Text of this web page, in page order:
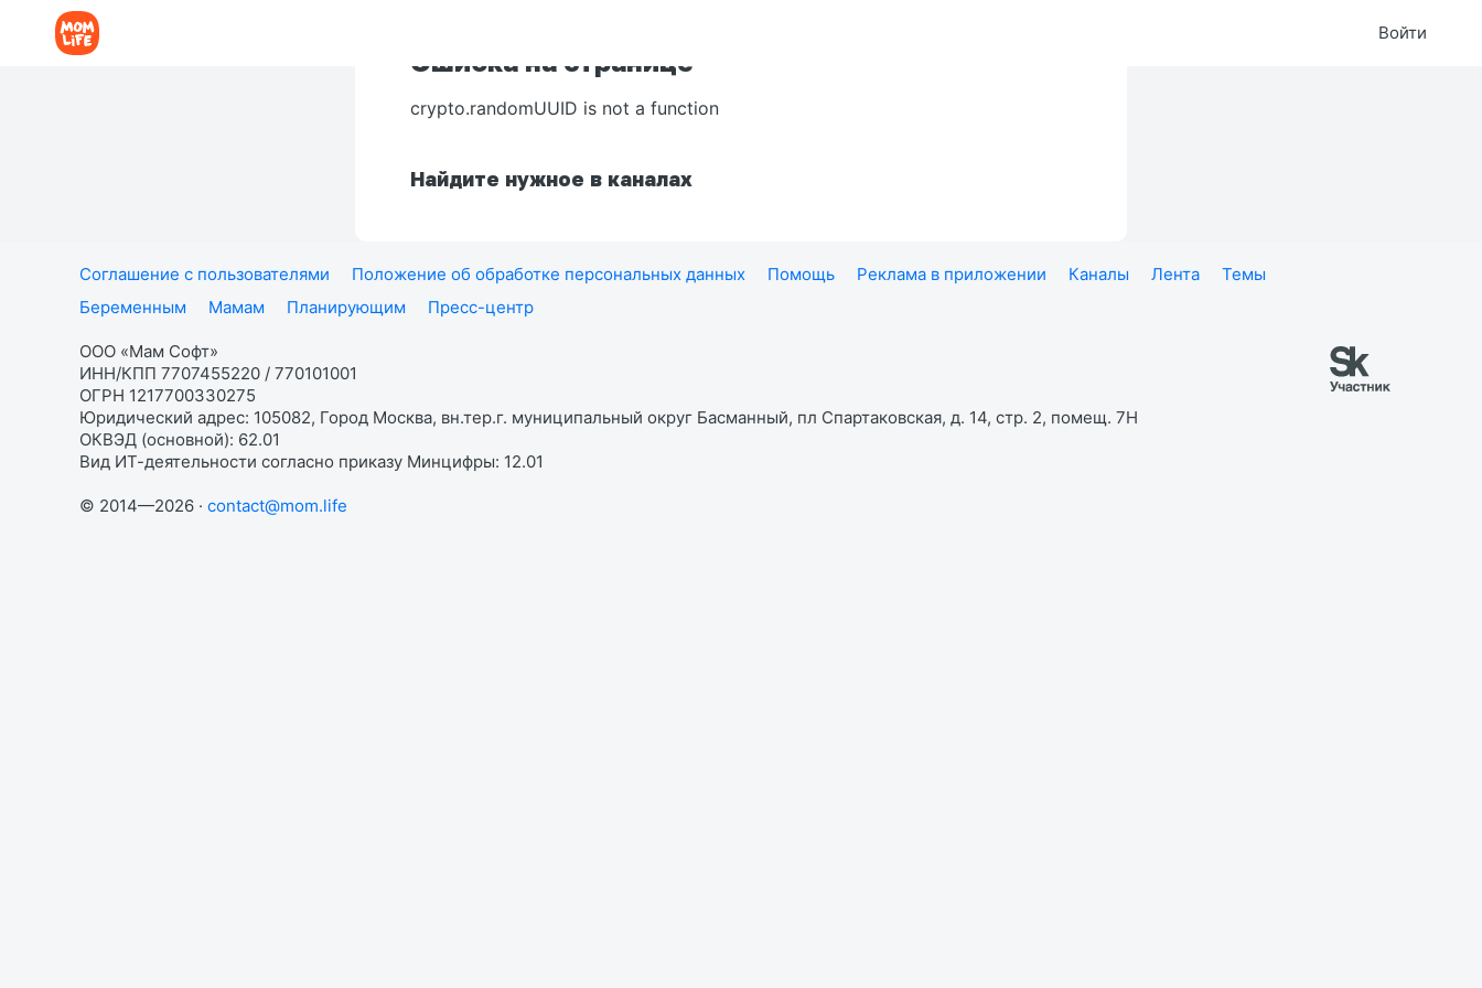
Войти
Ошибка на странице
crypto.randomUUID is not a function
Найдите нужное в каналах
Соглашение с пользователями Положение об обработке персональных данных Помощь Реклама в приложении Каналы Лента
Темы
Беременным
Мамам Планирующим Пресс-центр
ООО «Мам Софт»
ИНН/КПП 7707455220 / 770101001
ОГРН 1217700330275
Юридический адрес: 105082, Город Москва, вн.тер.г. муниципальный округ Басманный, пл Спартаковская, д. 14, стр. 2, помещ. 7Н
ОКВЭД (основной): 62.01
Вид ИТ-деятельности согласно приказу Минцифры: 12.01
© 2014—2026 · contact@mom.life